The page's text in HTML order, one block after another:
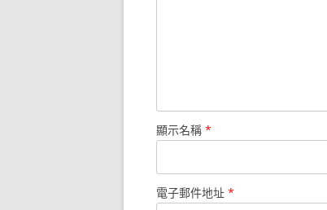
顯示名稱 *
電子郵件地址 *